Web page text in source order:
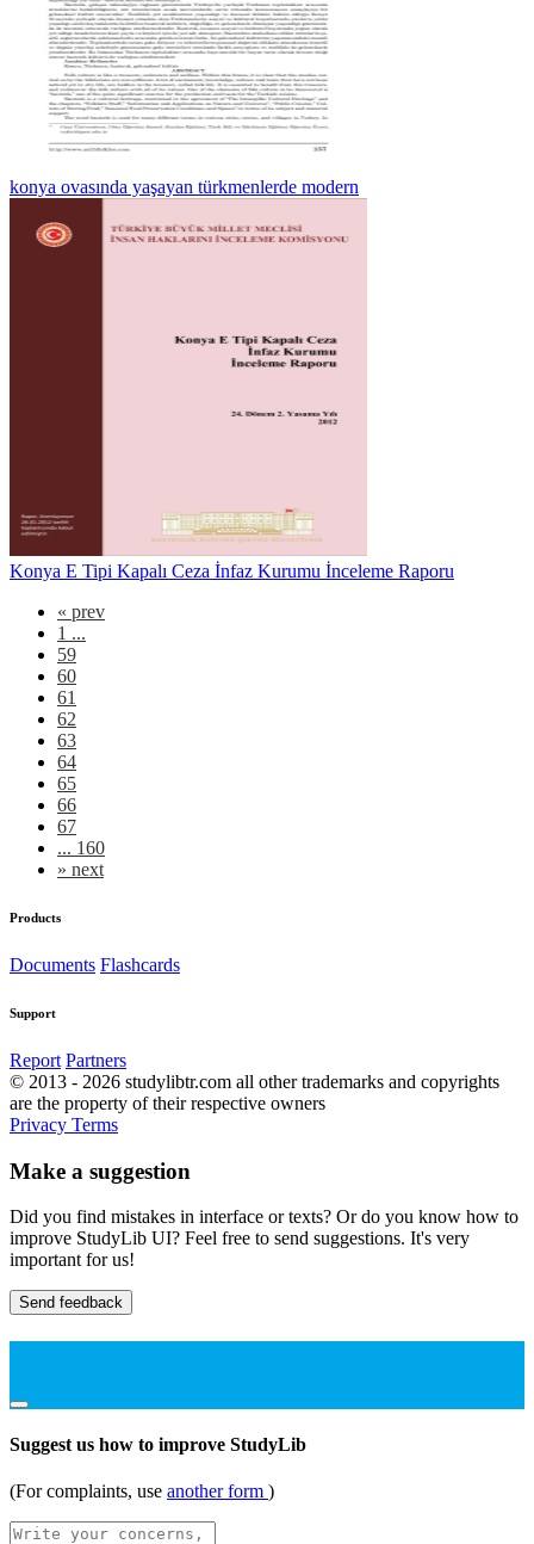
konya ovasında yaşayan türkmenlerde modern
Konya E Tipi Kapalı Ceza İnfaz Kurumu İnceleme Raporu
« prev
1 ...
59
60
61
62
63
64
65
66
67
... 160
» next
Products
Documents Flashcards
Support
Report Partners
© 2013 - 2026 studylibtr.com all other trademarks and copyrights
are the property of their respective owners
Privacy Terms
Make a suggestion
Did you find mistakes in interface or texts? Or do you know how to
improve StudyLib UI? Feel free to send suggestions. It's very
important for us!
Send feedback
Suggest us how to improve StudyLib
(For complaints, use another form )